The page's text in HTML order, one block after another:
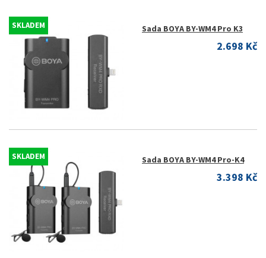
SKLADEM Sada BOYA BY-WM4 Pro K3
2.698 Kč
SKLADEM Sada BOYA BY-WM4 Pro-K4
3.398 Kč